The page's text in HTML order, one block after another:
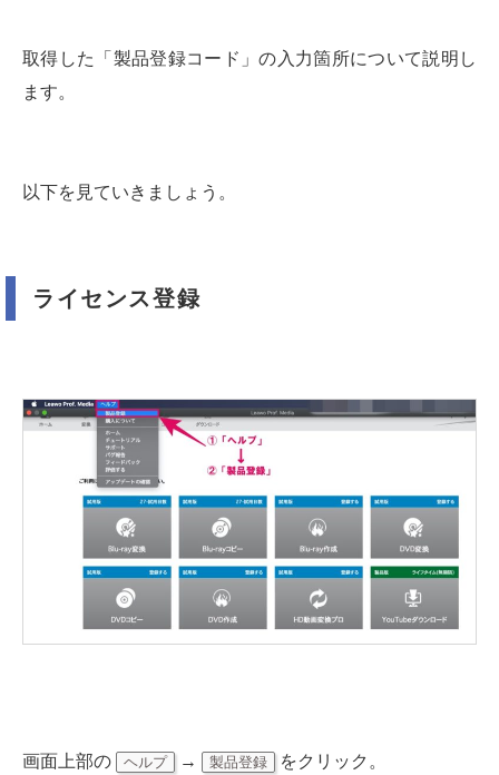
取得した「製品登録コード」の入力箇所について説明し
ます。
以下を見ていきましょう。
ライセンス登録
画面上部の ヘルプ → 製品登録 をクリック。